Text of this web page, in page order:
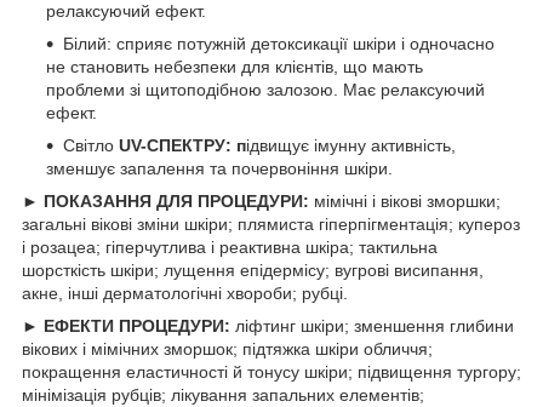
релаксуючий ефект.
Білий: сприяє потужній детоксикації шкіри і одночасно
не становить небезпеки для клієнтів, що мають
проблеми зі щитоподібною залозою. Має релаксуючий
ефект.
Світло UV-СПЕКТРУ: підвищує імунну активність,
зменшує запалення та почервоніння шкіри.
► ПОКАЗАННЯ ДЛЯ ПРОЦЕДУРИ: мімічні і вікові зморшки;
загальні вікові зміни шкіри; плямиста гіперпігментація; купероз
і розацеа; гіперчутлива і реактивна шкіра; тактильна
шорсткість шкіри; лущення епідермісу; вугрові висипання,
акне, інші дерматологічні хвороби; рубці.
► ЕФЕКТИ ПРОЦЕДУРИ: ліфтинг шкіри; зменшення глибини
вікових і мімічних зморшок; підтяжка шкіри обличчя;
покращення еластичності й тонусу шкіри; підвищення тургору;
мінімізація рубців; лікування запальних елементів;